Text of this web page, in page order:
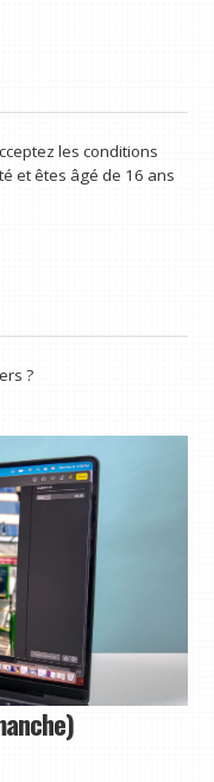
les conditions
et êtes âgé de 16 ans
?